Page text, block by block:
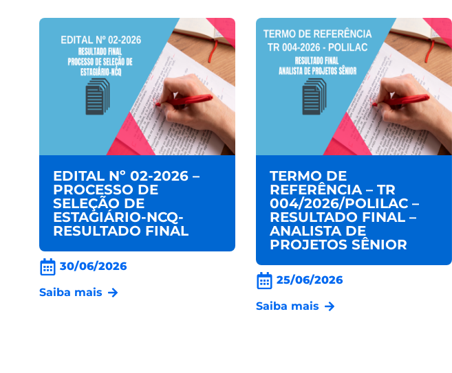
EDITAL Nº 02-2026 –
PROCESSO DE
SELEÇÃO DE
ESTAGIÁRIO-NCQ-
RESULTADO FINAL
30/06/2026
Saiba mais
TERMO DE
REFERÊNCIA – TR
004/2026/POLILAC –
RESULTADO FINAL –
ANALISTA DE
PROJETOS SÊNIOR
25/06/2026
Saiba mais